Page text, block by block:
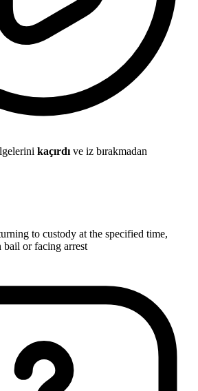
kaçırdı ve iz bırakmadan
to custody at the specified time,
or facing arrest